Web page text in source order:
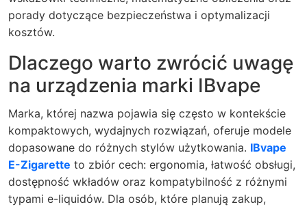
porady dotyczące bezpieczeństwa i optymalizacji
kosztów.
Dlaczego warto zwrócić uwagę
na urządzenia marki IBvape
Marka, której nazwa pojawia się często w kontekście
kompaktowych, wydajnych rozwiązań, oferuje modele
dopasowane do różnych stylów użytkowania. IBvape
E-Zigarette to zbiór cech: ergonomia, łatwość obsługi,
dostępność wkładów oraz kompatybilność z różnymi
typami e-liquidów. Dla osób, które planują zakup,